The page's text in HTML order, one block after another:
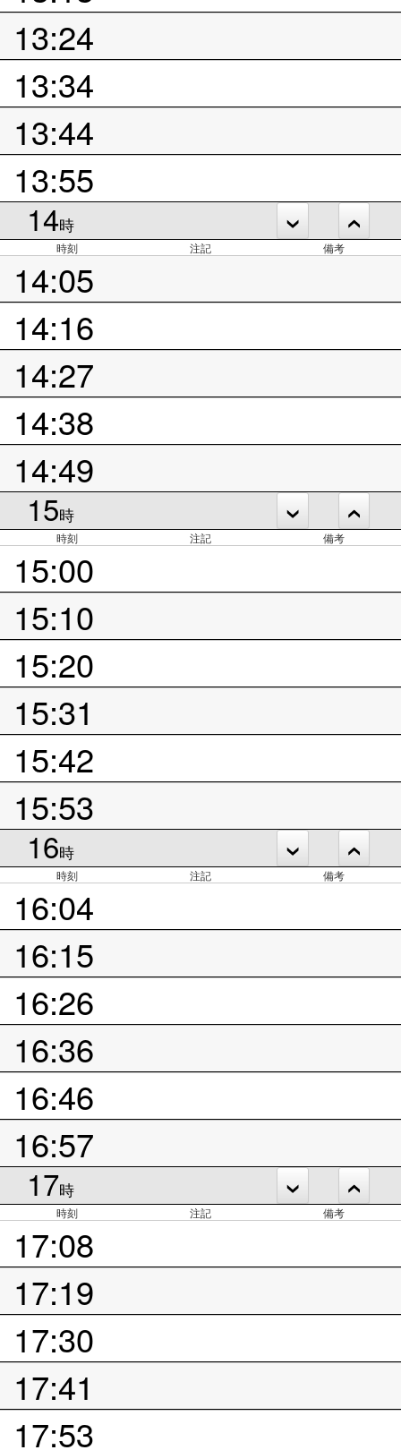
13:24
13:34
13:44
13:55
14時
時刻 注記 備考
14:05
14:16
14:27
14:38
14:49
15時
時刻 注記 備考
15:00
15:10
15:20
15:31
15:42
15:53
16時
時刻 注記 備考
16:04
16:15
16:26
16:36
16:46
16:57
17時
時刻 注記 備考
17:08
17:19
17:30
17:41
17:53